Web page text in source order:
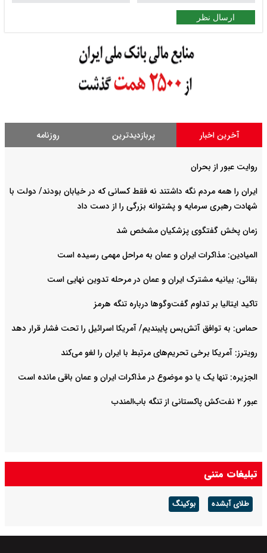
ارسال نظر
آخرین اخبار پربازدیدترین روزنامه
روایت عبور از بحران
ایران را همه مردم نگه داشتند نه فقط کسانی که در خیابان بودند/ دولت با
شهادت رهبری سرمایه و پشتوانه بزرگی را از دست داد
زمان پخش گفتگوی پزشکیان مشخص شد
المیادین: مذاکرات ایران و عمان به مراحل مهمی رسیده است
بقائی: بیانیه مشترک ایران و عمان در مرحله تدوین نهایی است
تاکید ایتالیا بر تداوم گفت‌وگوها درباره تنگه هرمز
حماس: به توافق آتش‌بس پایبندیم/ آمریکا اسرائیل را تحت فشار قرار دهد
رویترز: آمریکا برخی تحریم‌های مرتبط با ایران را لغو می‌کند
الجزیره: تنها یک یا دو موضوع در مذاکرات ایران و عمان باقی مانده است
عبور ۲ نفت‌کش پاکستانی از تنگه باب‌المندب
تبلیغات متنی
طلای آبشده بوکینگ